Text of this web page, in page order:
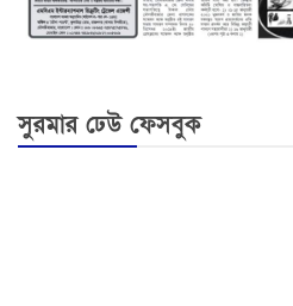
সুরমার ঢেউ ফেসবুক